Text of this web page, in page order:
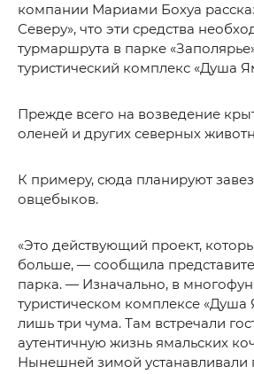
компании Мариами Бохуа
Северу», что эти средства
турмаршрута в парке
туристический комплекс «Душа
Прежде всего на возведение
оленей и других северных
К примеру, сюда планируют
овцебыков.
«Это действующий проект,
больше, — сообщила
парка. — Изначально, в
туристическом комплексе «Душа
лишь три чума. Там встречали
аутентичную жизнь ямальских
Нынешней зимой устанавливали